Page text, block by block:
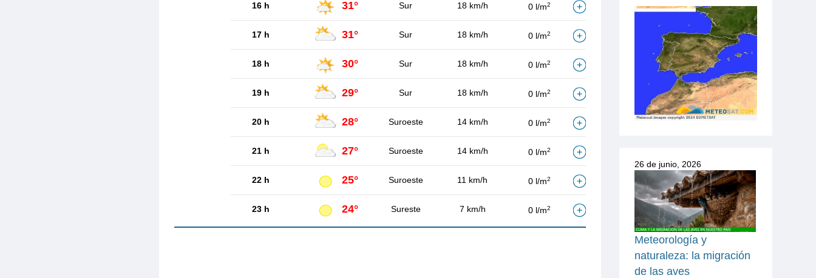
16 h 31° Sur 18 km/h 0 l/m2
17 h 31° Sur 18 km/h 0 l/m2
18 h 30° Sur 18 km/h 0 l/m2
19 h 29° Sur 18 km/h 0 l/m2
20 h 28° Suroeste 14 km/h 0 l/m2
21 h 27° Suroeste 14 km/h 0 l/m2
22 h 25° Suroeste 11 km/h 0 l/m2
23 h 24° Sureste 7 km/h 0 l/m2
26 de junio, 2026
Meteorología y
naturaleza: la migración
de las aves